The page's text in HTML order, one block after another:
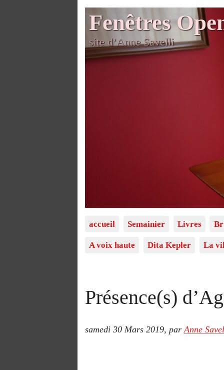
Fenêtres
site d’Anne Savelli
accueil Semainier Livres
A voix haute Dita Kepler La
Présence(s)
samedi 30 Mars 2019, par Anne